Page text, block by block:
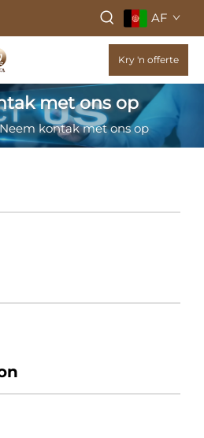
AF
Kry 'n offerte
met ons op
Neem kontak met ons op